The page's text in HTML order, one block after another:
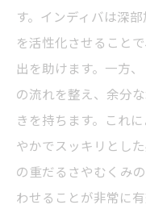
す。インディバは深
を活性化させること
出を助けます。一方
の流れを整え、余分
きを持ちます。これ
やかでスッキリとし
の重だるさやむくみ
わせることが非常に